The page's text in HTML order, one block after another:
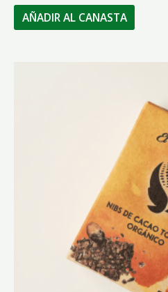
AÑADIR AL CANASTA